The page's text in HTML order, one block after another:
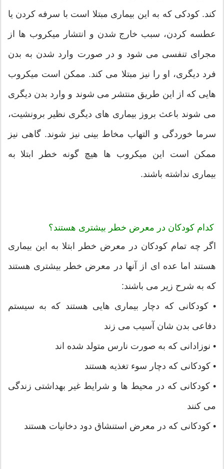
کند. کودکی که به این بیماری مبتلا است با سرفه کردن یا
عطسه کردن، سبب خارج شدن و انتشار میکروب ها از
مجرای تنفسی می شود و در صورت وارد شدن به بدن
فرد دیگری، او را نیز مبتلا می کند. ممکن است میکروب
هایی که از این طریق منتشر می شوند و وارد بدن دیگری
می شوند باعث بروز بیماری های دیگری نظیر برونشیت،
سرما خوردگی و التهاب مخاط بینی نیز شوند. گاهی نیز
ممکن است این میکروب ها هیچ گونه خطر ابتلا به
بیماری نداشته باشند.
کدام کودکان در معرض خطر بیشتری هستند؟
اگر چه تمام کودکان در معرض خطر ابتلا به این بیماری
هستند اما عده ای از آنها در معرض خطر بیشتری هستند
که به شرح زیر می باشند:
• کودکانی که دچار بیماری هایی هستند که به سیستم
دفاعی بدن شان آسیب می زند
• نوزادانی که به صورت نارس متولد شده اند
• کودکانی که دچار سوء تغذیه هستند
• کودکانی که در محیط ها و شرایط غیر بهداشتی زندگی
می کنند
• کودکانی که در معرض استنشاق دود دخانیات هستند